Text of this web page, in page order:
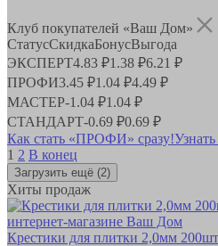
Клуб покупателей «Ваш Дом»
СтатусСкидкаБонусВыгода
ЭКСПЕРТ4.83 ₽1.38 ₽6.21 ₽
ПРОФИ3.45 ₽1.04 ₽4.49 ₽
МАСТЕР-1.04 ₽1.04 ₽
СТАНДАРТ-0.69 ₽0.69 ₽
Как стать «ПРОФИ» сразу!
1 2 В конец
Загрузить ещё (2)
Хиты продаж
Крестики для плитки 2,0мм